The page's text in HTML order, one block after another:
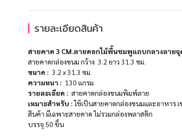
รายละเอียดสินค้า
สายคาด 3 CM.ลายดอกไม้พื้นชมพูแถบกลางลายจุ
สายคาดกล่องขนม กว้าง 3.2 ยาว 31.3 ซม.
ขนาด : 3.2 x 31.3 ซม.
ความหนา : 130 แกรม
รายละเอียด : สายคาดกล่องขนมพิมพ์ลาย
เหมาะสำหรับ :ใช้เป็นสายคาดกล่องขนมและอาหาร
สินค้า มีเฉพาะสายคาด ไม่รวมกล่องพลาสติก
บรรจุ 50 ชิ้น